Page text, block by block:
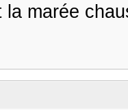
la marée